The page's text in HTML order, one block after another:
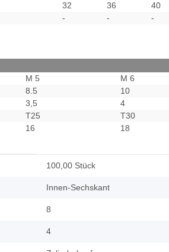
32 36 40
- - -
M 5 M 6
8.5 10
3,5 4
T25 T30
16 18
100,00 Stück
Innen-Sechskant
8
4